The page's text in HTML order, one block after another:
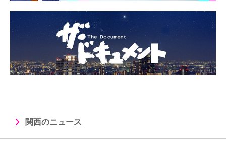
関西のニュース